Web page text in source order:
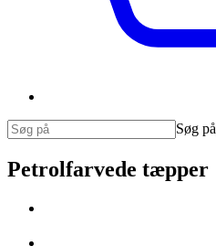
Søg på
Petrolfarvede tæpper